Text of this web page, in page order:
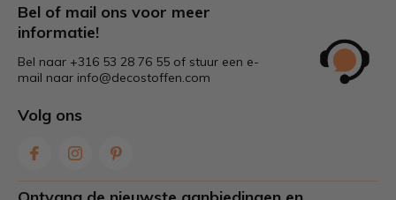
Bel of mail ons voor meer
informatie!
Bel naar +316 53 28 76 55 of stuur een e-
mail naar info@decostoffen.com
Volg ons